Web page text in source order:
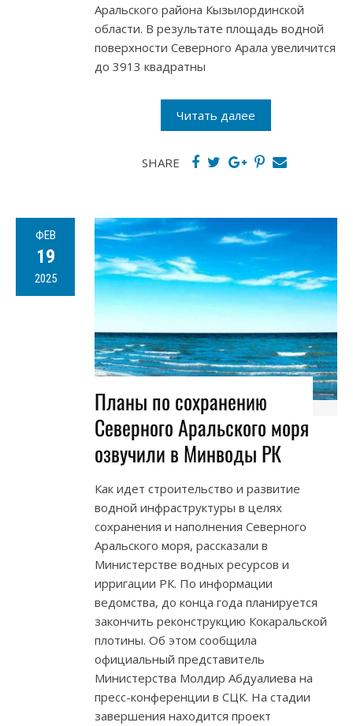
Аральского района Кызылординской
области. В результате площадь водной
поверхности Северного Арала увеличится
до 3913 квадратны
Читать далее
SHARE
ФЕВ
19
2025
Планы по сохранению
Северного Аральского моря
озвучили в Минводы РК
Как идет строительство и развитие
водной инфраструктуры в целях
сохранения и наполнения Северного
Аральского моря, рассказали в
Министерстве водных ресурсов и
ирригации РК. По информации
ведомства, до конца года планируется
закончить реконструкцию Кокаральской
плотины. Об этом сообщила
официальный представитель
Министерства Молдир Абдуалиева на
пресс-конференции в СЦК. На стадии
завершения находится проект